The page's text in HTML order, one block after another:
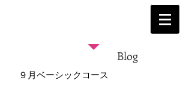
Blog
９月ベーシックコース